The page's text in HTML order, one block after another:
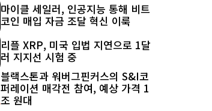
마이클 세일러, 인공지능 통해 비트
코인 매입 자금 조달 혁신 이룩
리플 XRP, 미국 입법 지연으로 1달
러 지지선 시험 중
블랙스톤과 워버그핀커스의 S&I코
퍼레이션 매각전 참여, 예상 가격 1
조 원대